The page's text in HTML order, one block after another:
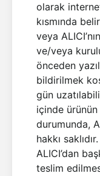
olarak
kısmında
veya
ve/veya
önceden
bildirilmek
gün
içinde ürünün
durumunda,
hakkı
ALICI’dan
teslim